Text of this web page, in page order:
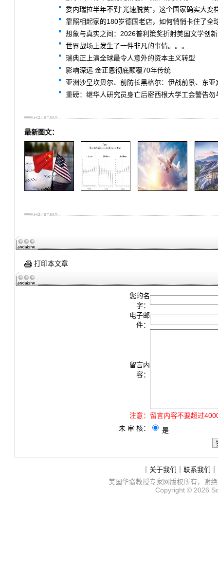
委内瑞拉半年不到“光速脱贫”，这个国家确实大变
靠照相起家的180岁德国老店，如何悄悄卡住了全
想象与真实之间：2026普利策奖折射美国文学创
世界战场上发生了一件非凡的事情。。。
瑞典正上演全球最令人意外的资本主义转型
影响深远 金正恩彻底颠覆70年传统
亚洲沙皇坎贝尔、前防长黑格尔：伊战前景、东亚
重磅：继华人研究员身亡后密西根大学工会警告勿
最新图文：
打印本文章
您的名
字：
电子邮
件：
留言内
容：
注意： 留言内容不要超过
未 审 核：
是
关于我们 联系我们
美国华裔教授专家网版权所有，谢
Copyright © 2026